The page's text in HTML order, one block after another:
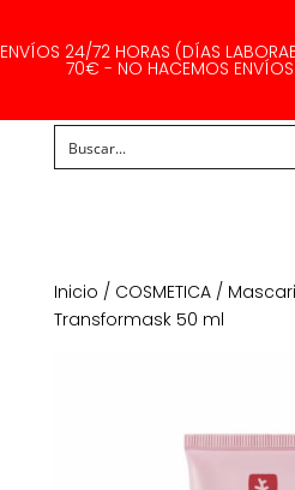
ENVÍOS 24/72 HORAS (DÍAS
70€ - NO HACEMOS ENVÍOS
Inicio / COSMETICA/
Transformask 50 ml